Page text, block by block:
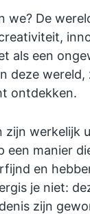
we? De
als een
deze wereld,
ontdekken.
zijn werkelijk
een manier
en
je niet:
zijn